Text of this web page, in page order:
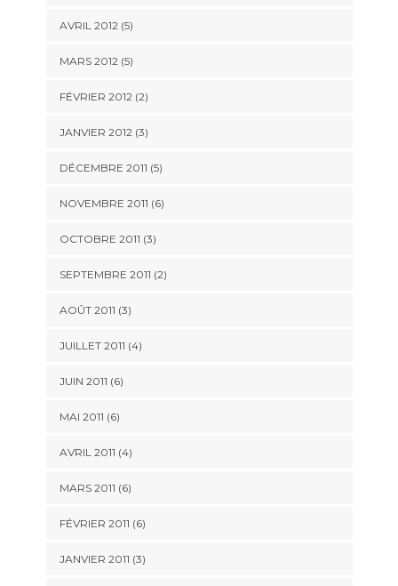
AVRIL 2012(5)
MARS 2012(5)
FÉVRIER 2012(2)
JANVIER 2012(3)
DÉCEMBRE 2011 (5)
NOVEMBRE 2011 (6)
OCTOBRE 2011 (3)
SEPTEMBRE 2011 (2)
AOÛT 2011 (3)
JUILLET 2011 (4)
JUIN 2011 (6)
MAI 2011 (6)
AVRIL 2011 (4)
MARS 2011 (6)
FÉVRIER 2011 (6)
JANVIER 2011 (3)